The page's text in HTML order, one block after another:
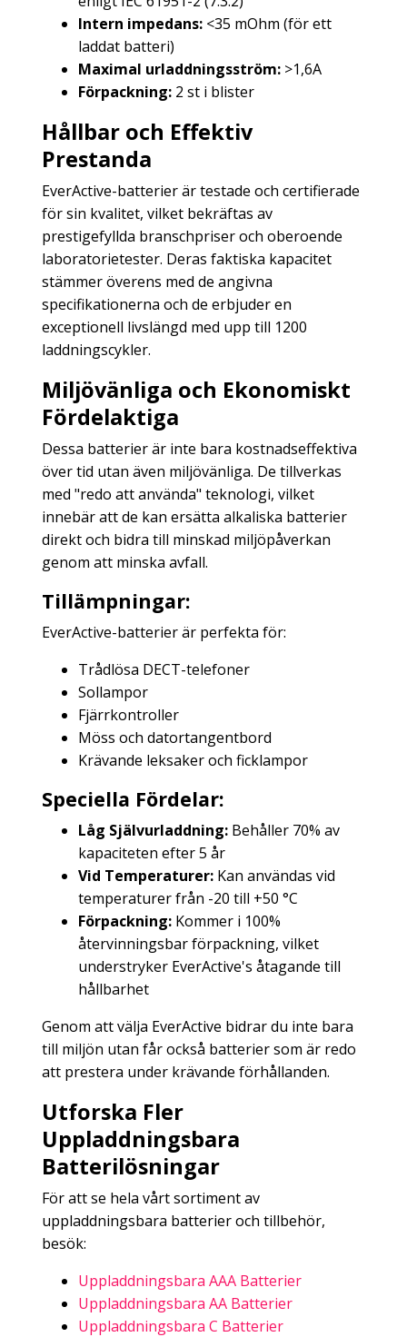
Intern impedans: <35 mOhm (för ett
laddat batteri)
Maximal urladdningsström: >1,6A
Förpackning: 2 st i blister
Hållbar och Effektiv
Prestanda
EverActive-batterier är testade och certifierade
för sin kvalitet, vilket bekräftas av
prestigefyllda branschpriser och oberoende
laboratorietester. Deras faktiska kapacitet
stämmer överens med de angivna
specifikationerna och de erbjuder en
exceptionell livslängd med upp till 1200
laddningscykler.
Miljövänliga och Ekonomiskt
Fördelaktiga
Dessa batterier är inte bara kostnadseffektiva
över tid utan även miljövänliga. De tillverkas
med "redo att använda" teknologi, vilket
innebär att de kan ersätta alkaliska batterier
direkt och bidra till minskad miljöpåverkan
genom att minska avfall.
Tillämpningar:
EverActive-batterier är perfekta för:
Trådlösa DECT-telefoner
Sollampor
Fjärrkontroller
Möss och datortangentbord
Krävande leksaker och ficklampor
Speciella Fördelar:
Låg Självurladdning: Behåller 70% av
kapaciteten efter 5 år
Vid Temperaturer: Kan användas vid
temperaturer från -20 till +50 °C
Förpackning: Kommer i 100%
återvinningsbar förpackning, vilket
understryker EverActive's åtagande till
hållbarhet
Genom att välja EverActive bidrar du inte bara
till miljön utan får också batterier som är redo
att prestera under krävande förhållanden.
Utforska Fler
Uppladdningsbara
Batterilösningar
För att se hela vårt sortiment av
uppladdningsbara batterier och tillbehör,
besök:
Uppladdningsbara AAA Batterier
Uppladdningsbara AA Batterier
Uppladdningsbara C Batterier